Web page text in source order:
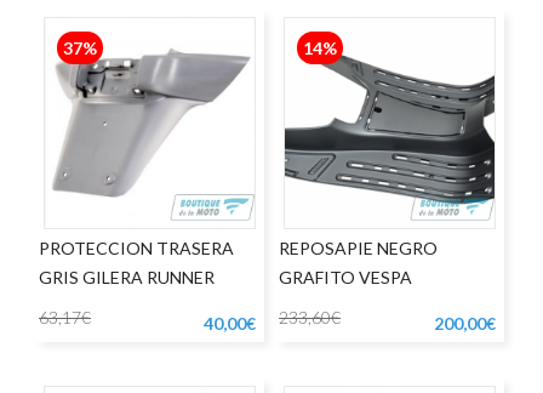
37%
PROTECCION TRASERA
GRIS GILERA RUNNER
63,17€
40,00€
14%
REPOSAPIE NEGRO
GRAFITO VESPA
233,60€
200,00€